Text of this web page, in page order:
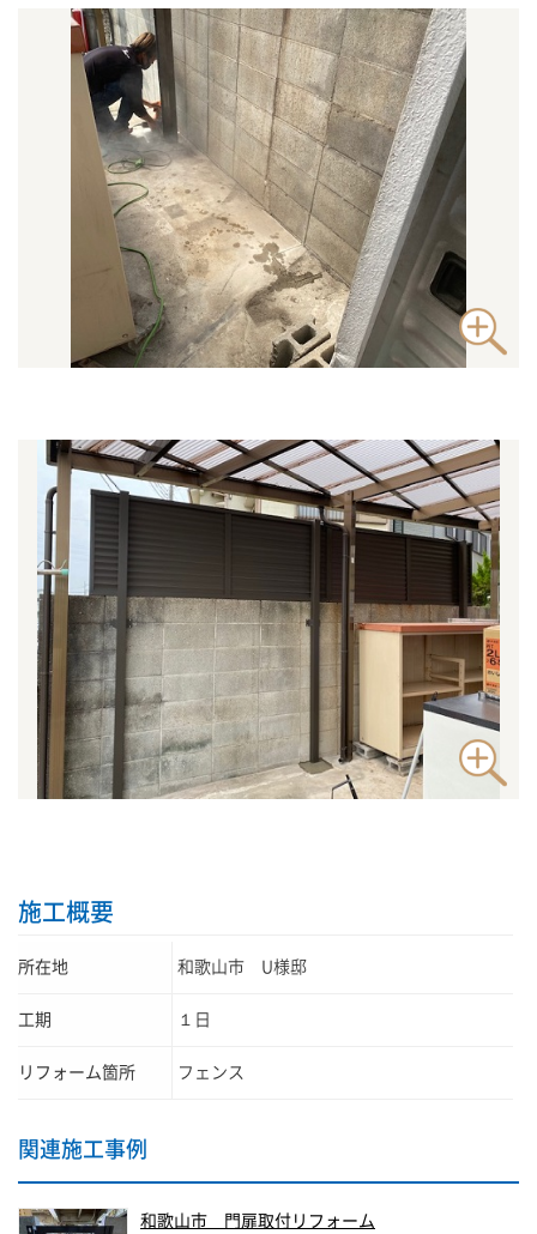
施工概要
所在地 和歌山市 U様邸
工期 １日
リフォーム箇所 フェンス
関連施工事例
和歌山市 門扉取付リフォーム